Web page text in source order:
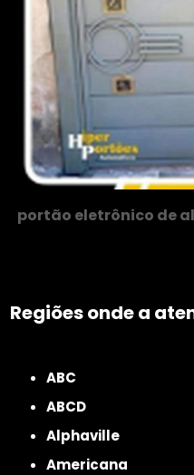
portão eletrônico de
Regiões onde a
ABC
ABCD
Alphaville
Americana